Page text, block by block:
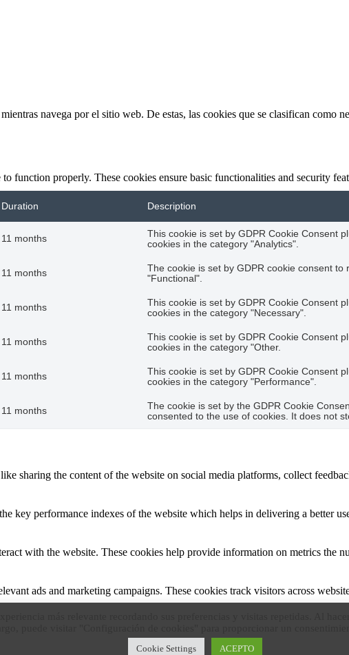
Cookie Settings ACEPTO
navega por el sitio web. De estas, las cookies que se clasifican como
function properly. These cookies ensure basic functionalities and security
Duration Description
11 months
This cookie is set by GDPR Cookie Consent
cookies in the category "Analytics".
11 months
The cookie is set by GDPR cookie consent
"Functional".
11 months
This cookie is set by GDPR Cookie Consent
cookies in the category "Necessary".
11 months
This cookie is set by GDPR Cookie Consent
cookies in the category "Other.
11 months
This cookie is set by GDPR Cookie Consent
cookies in the category "Performance".
11 months
The cookie is set by the GDPR Cookie
consented to the use of cookies. It does not
sharing the content of the website on social media platforms, collect
key performance indexes of the website which helps in delivering a better
with the website. These cookies help provide information on metrics the
ads and marketing campaigns. These cookies track visitors across